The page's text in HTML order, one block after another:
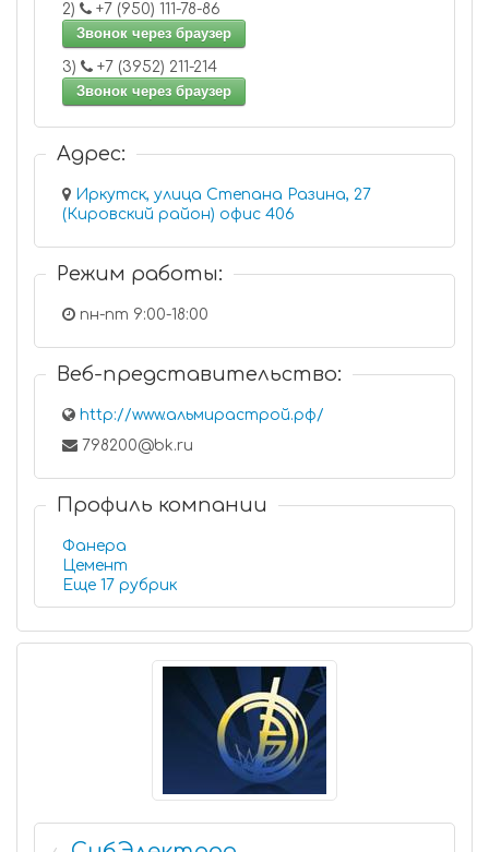
2)
+7 (950) 111-78-86
Звонок через браузер
3)
+7 (3952) 211-214
Звонок через браузер
Адрес:
Иркутск, улица Степана Разина, 27
(Кировский район) офис 406
Режим работы:
пн-пт 9:00-18:00
Веб-представительство:
http://www.альмирастрой.рф/
798200@bk.ru
Профиль компании
Фанера
Цемент
Еще 17 рубрик